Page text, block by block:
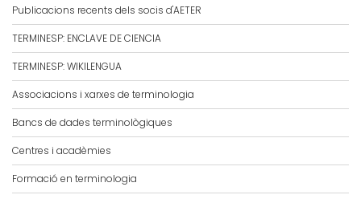
Publicacions recents dels socis d'AETER
TERMINESP: ENCLAVE DE CIENCIA
TERMINESP: WIKILENGUA
Associacions i xarxes de terminologia
Bancs de dades terminològiques
Centres i acadèmies
Formació en terminologia